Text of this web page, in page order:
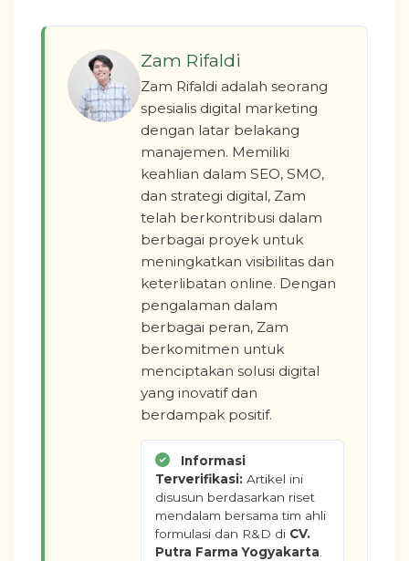
Zam Rifaldi
Zam Rifaldi adalah seorang
spesialis digital marketing
dengan latar belakang
manajemen. Memiliki
keahlian dalam SEO, SMO,
dan strategi digital, Zam
telah berkontribusi dalam
berbagai proyek untuk
meningkatkan visibilitas dan
keterlibatan online. Dengan
pengalaman dalam
berbagai peran, Zam
berkomitmen untuk
menciptakan solusi digital
yang inovatif dan
berdampak positif.
Informasi
Terverifikasi: Artikel ini
disusun berdasarkan riset
mendalam bersama tim ahli
formulasi dan R&D di CV.
Putra Farma Yogyakarta